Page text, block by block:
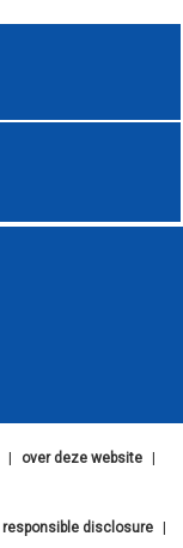
over deze website
responsible disclosure